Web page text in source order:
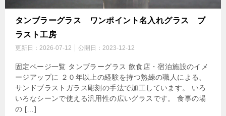
タンブラーグラス ワンポイント名入れグラス ブ
ラスト工房
更新日： 2026-07-12 公開日： 2023-12-12
固定ページ一覧 タンブラーグラス 飲食店・宿泊施設のイメ
ージアップに ２０年以上の経験を持つ熟練の職人による、
サンドブラストガラス彫刻の手法で加工しています。 いろ
いろなシーンで使える汎用性の広いグラスです。 食事の場
の […]